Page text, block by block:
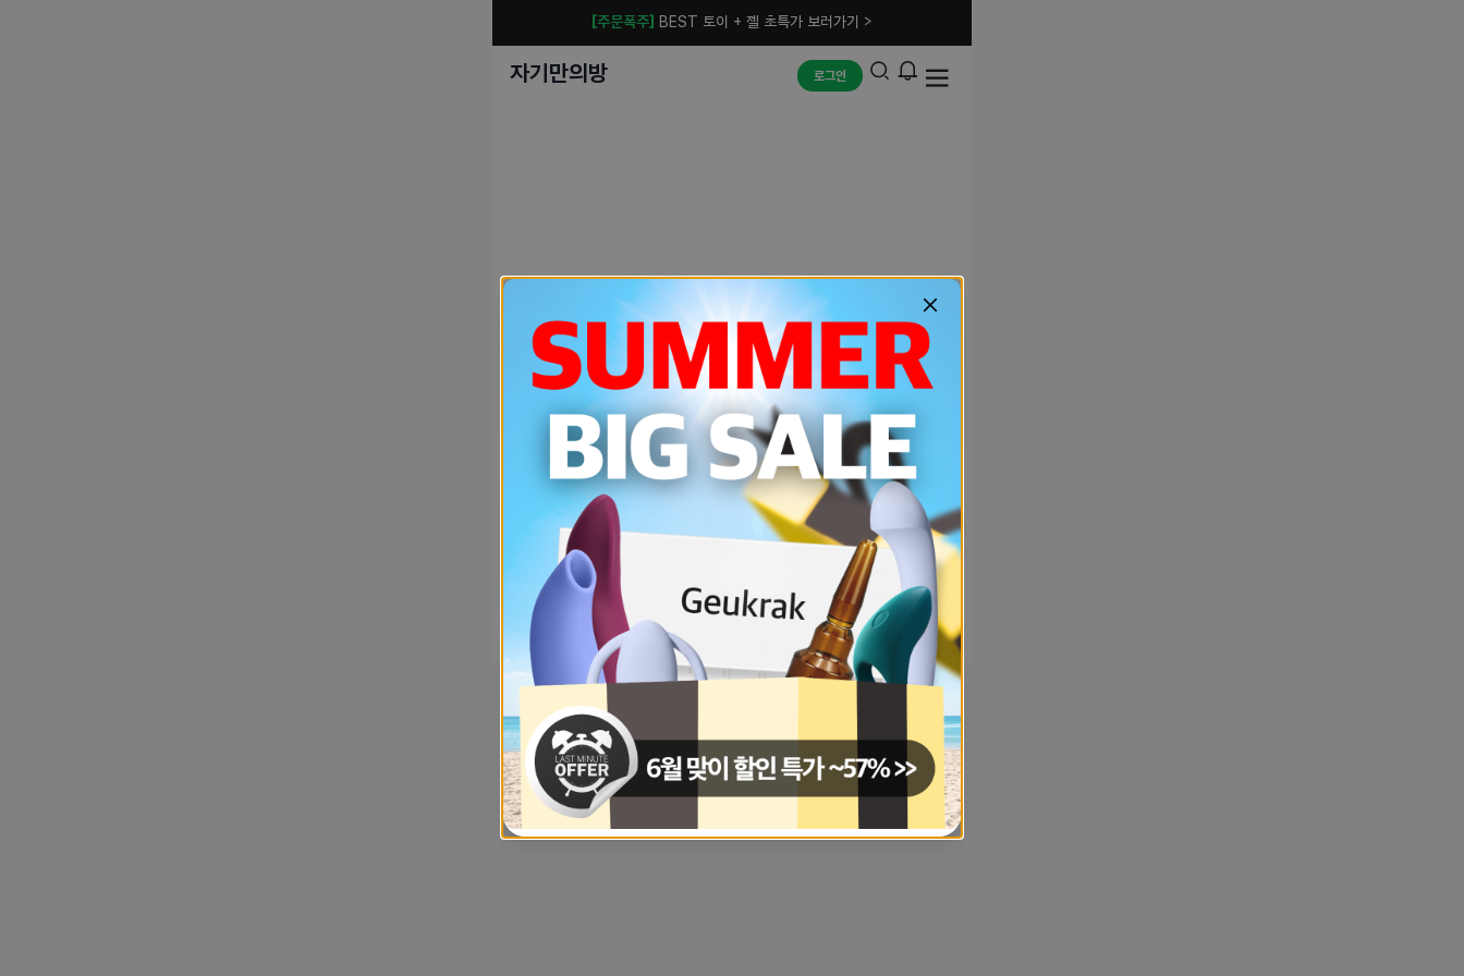
[주문폭주] BEST 토이 + 젤 초특가 보러가기 >
자기만의방 로그인
예상치 못한 에러입니다.